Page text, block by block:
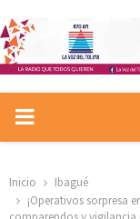
PRIMARY
Inicio
Ibagué
¡Operativos sorpresa